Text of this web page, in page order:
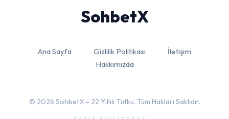
SohbetX
Ana Sayfa Gizlilik Politikası
İletişim
Hakkımızda
© 2026 SohbetX - 22 Yıllık Tutku. Tüm Hakları Saklıdır.